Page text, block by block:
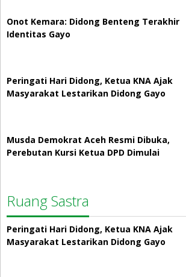
Onot Kemara: Didong Benteng Terakhir
Identitas Gayo
Peringati Hari Didong, Ketua KNA Ajak
Masyarakat Lestarikan Didong Gayo
Musda Demokrat Aceh Resmi Dibuka,
Perebutan Kursi Ketua DPD Dimulai
Ruang Sastra
Peringati Hari Didong, Ketua KNA Ajak
Masyarakat Lestarikan Didong Gayo